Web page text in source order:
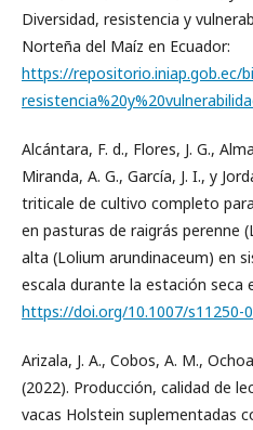
Diversidad, resistencia y
Norteña del Maíz en Ecuador:
https://repositorio.iniap.gob.ec/
Alcántara, F. d., Flores, J. G.,
Miranda, A. G., García, J. I., y
triticale de cultivo completo
en pasturas de raigrás perenne
alta (Lolium arundinaceum) en
escala durante la estación seca
https://doi.org/10.1007/s11250-
Arizala, J. A., Cobos, A. M.,
(2022). Producción, calidad de
vacas Holstein suplementadas